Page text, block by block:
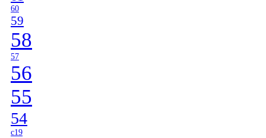
60
59
58
57
56
55
54
c19